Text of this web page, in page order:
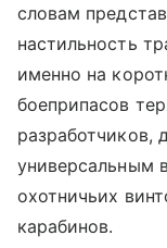
словам
настильность
именно на
боеприпасов
разработчиков,
универсальным
охотничьих
карабинов.